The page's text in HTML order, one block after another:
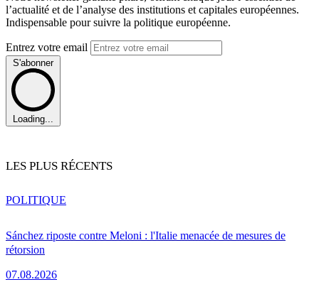
l’actualité et de l’analyse des institutions et capitales européennes.
Indispensable pour suivre la politique européenne.
Entrez votre email
S'abonner
Loading...
LES PLUS RÉCENTS
Sánchez riposte contre Meloni : l'Italie menacée de mesures de
rétorsion
07.08.2026
POLITIQUE